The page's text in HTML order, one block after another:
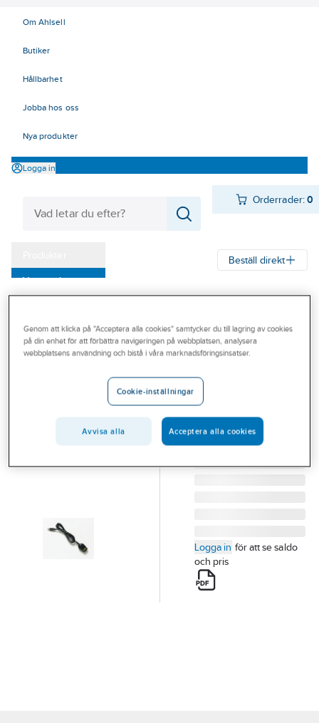
Om Ahlsell
Butiker
Hållbarhet
Jobba hos oss
Nya produkter
Logga in
Orderrader:0
Varumärken
Outlet
Branscher
Beställ direkt
FLUKE
KABEL FLUKE
IR189USB
Lev. artikelnr: 2428108
Logga in för att se saldo
och pris
Genom att klicka på "Acceptera alla cookies" samtycker du till lagring av cookies
på din enhet för att förbättra navigeringen på webbplatsen, analysera
webbplatsens användning och bistå i våra marknadsföringsinsatser.
Cookie-inställningar
Avvisa alla Acceptera alla cookies